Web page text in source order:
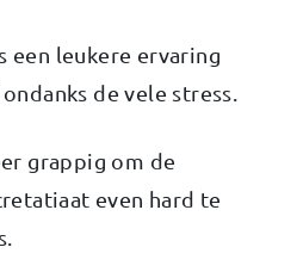
een leukere ervaring
de vele stress.
grappig om de
even hard te